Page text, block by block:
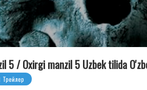
5 / Oxirgi manzil 5 Uzbek tilida
Трейлер